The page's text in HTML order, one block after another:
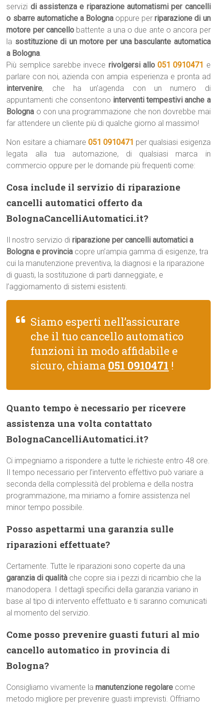
servizi di assistenza e riparazione automatismi per cancelli
o sbarre automatiche a Bologna oppure perriparazione di un
motore per cancello battente a una o due ante o ancora per
la sostituzione di un motore per una basculante automatica
a Bologna.
Più semplice sarebbe invece rivolgersi allo051 0910471 e
parlare con noi, azienda con ampia esperienza e pronta ad
intervenire, che ha un’agenda con un numero di
appuntamenti che consentono interventi tempestivi anche a
Bologna o con una programmazione che non dovrebbe mai
far attendere un cliente più di qualche giorno al massimo!
Non esitare a chiamare 051 0910471 per qualsiasi esigenza
legata alla tua automazione, di qualsiasi marca in
commercio oppure per le domande più frequenti come:
Cosa include il servizio di riparazione
cancelli automatici offerto da
BolognaCancelliAutomatici.it?
Il nostro servizio diriparazione per cancelli automatici a
Bologna e provincia copre un’ampia gamma di esigenze, tra
cui la manutenzione preventiva, la diagnosi e la riparazione
di guasti, la sostituzione di parti danneggiate, e
l’aggiornamento di sistemi esistenti.
Siamo esperti nell’assicurare
che il tuo cancello automatico
funzioni in modo affidabile e
sicuro, chiama 051 0910471 !
Quanto tempo è necessario per ricevere
assistenza una volta contattato
BolognaCancelliAutomatici.it?
Ci impegniamo a rispondere a tutte le richieste entro 48 ore.
Il tempo necessario per l’intervento effettivo può variare a
seconda della complessità del problema e della nostra
programmazione, ma miriamo a fornire assistenza nel
minor tempo possibile.
Posso aspettarmi una garanzia sulle
riparazioni effettuate?
Certamente. Tutte le riparazioni sono coperte da una
garanzia di qualità che copre sia i pezzi di ricambio che la
manodopera. I dettagli specifici della garanzia variano in
base al tipo di intervento effettuato e ti saranno comunicati
al momento del servizio.
Come posso prevenire guasti futuri al mio
cancello automatico in provincia di
Bologna?
Consigliamo vivamente lamanutenzione regolare come
metodo migliore per prevenire guasti imprevisti. Offriamo